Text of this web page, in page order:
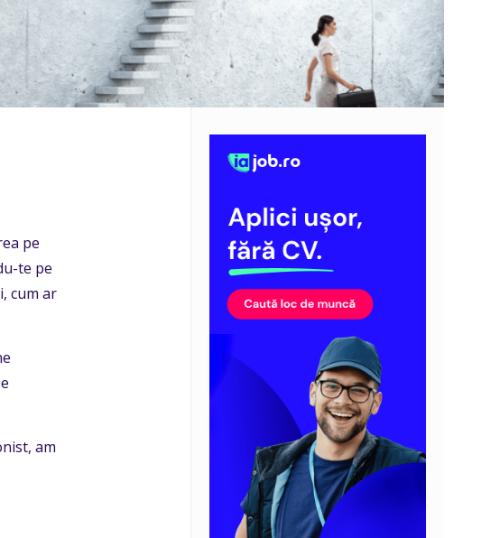
pe
te pe
cum ar
am